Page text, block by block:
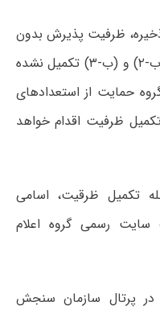
ظرفیت پذیرش بدون
آزمون یک گرایش از محل بندهای (ب-۲) و (ب-۳) تکمیل نشده
حمایت از استعدادهای
ظرفیت اقدام خواهد
تکمیل ظرقیت، اسامی
رسمی گروه اعلام
در پرتال سازمان سنجش